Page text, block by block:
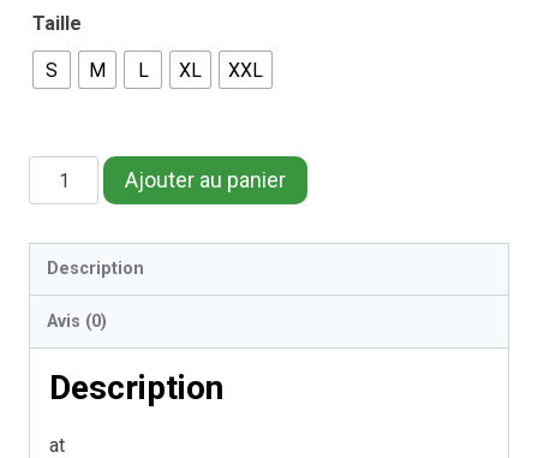
Taille
S M L XL XXL
quantité
de
Faucon
Millenium
Ajouter au panier
Description
Avis (0)
Description
at